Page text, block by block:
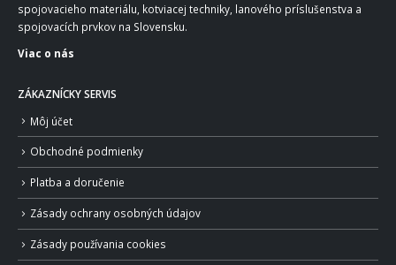
spojovacieho materiálu, kotviacej techniky, lanového príslušenstva a
spojovacích prvkov na Slovensku.
Viac o nás
ZÁKAZNÍCKY SERVIS
Môj účet
Obchodné podmienky
Platba a doručenie
Zásady ochrany osobných údajov
Zásady používania cookies